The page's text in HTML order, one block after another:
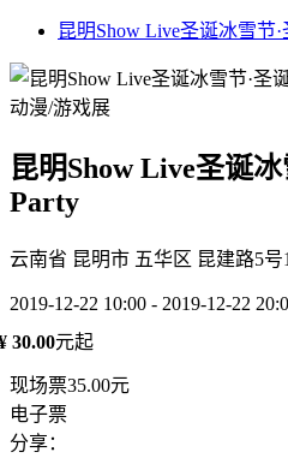
昆明Show Live圣诞冰雪节
动漫/游戏展
昆明Show Live圣诞
Party
云南省 昆明市 五华区 昆建路5
2019-12-22 10:00 - 2019-12-22
30.00元起
现场票35.00元
电子票
分享：